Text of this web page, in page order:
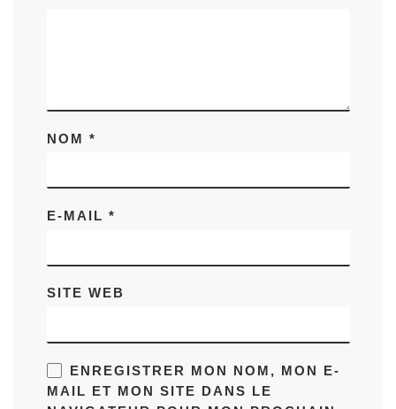
NOM *
E-MAIL *
SITE WEB
ENREGISTRER MON NOM, MON E-
MAIL ET MON SITE DANS LE